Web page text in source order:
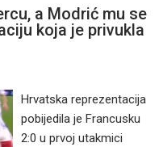
a Modrić mu se
koja je privukla
Hrvatska reprezentacija
pobijedila je Francusku
2:0 u prvoj utakmici